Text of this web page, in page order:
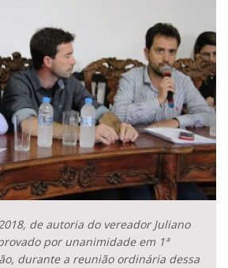
de autoria do vereador Juliano
por unanimidade em 1ª
durante a reunião ordinária dessa